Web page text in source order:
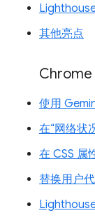
其他亮点
Chrome
使用
在“网络状
在 CSS 属
替换用户